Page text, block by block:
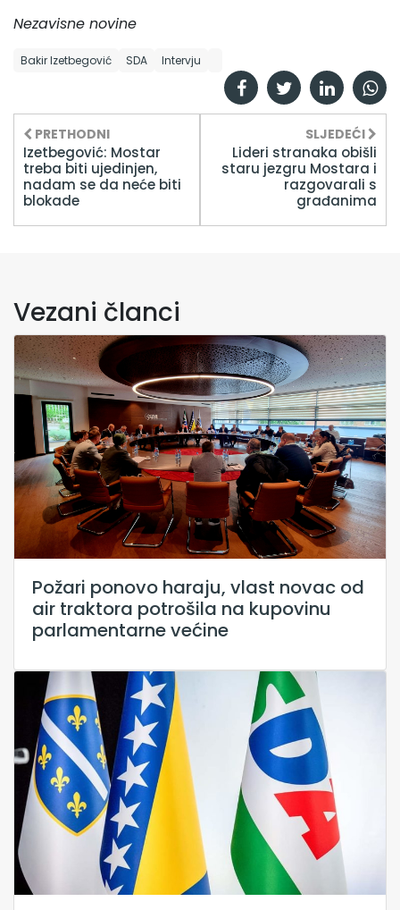
Nezavisne novine
Bakir Izetbegović SDA Intervju
PRETHODNI
Izetbegović: Mostar
treba biti ujedinjen,
nadam se da neće biti
blokade
SLJEDEĆI
Lideri stranaka obišli
staru jezgru Mostara i
razgovarali s
građanima
Vezani članci
Požari ponovo haraju, vlast novac od
air traktora potrošila na kupovinu
parlamentarne većine